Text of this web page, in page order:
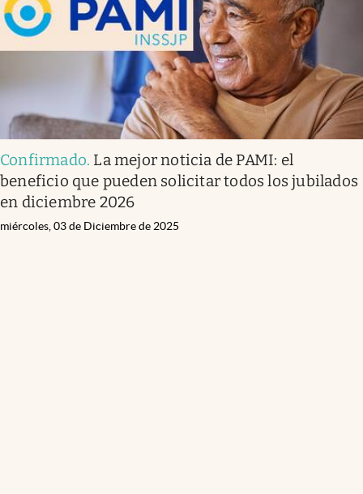
Confirmado. La mejor noticia de PAMI: el
beneficio que pueden solicitar todos los jubilados
en diciembre 2026
miércoles, 03 de Diciembre de 2025